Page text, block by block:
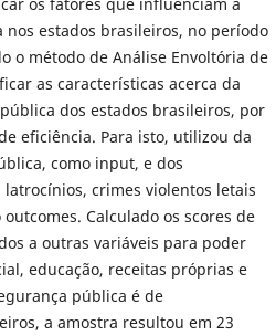
estados brasileiros, no período
o método de Análise Envoltória de
as características acerca da
dos estados brasileiros, por
eficiência. Para isto, utilizou da
como input, e dos
crimes violentos letais
Calculado os scores de
a outras variáveis para poder
educação, receitas próprias e
pública é de
a amostra resultou em 23